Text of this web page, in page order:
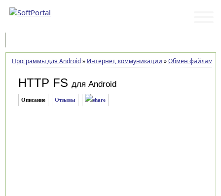
Программы для Android» Интернет, коммуникации »Обмен файлами
HTTP FS для Android
Описание Отзывы